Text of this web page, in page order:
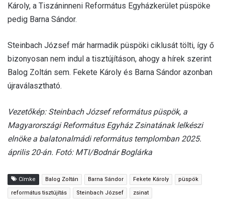
Károly, a Tiszáninneni Református Egyházkerület püspöke
pedig Barna Sándor.
Steinbach József már harmadik püspöki ciklusát tölti, így ő
bizonyosan nem indul a tisztújításon, ahogy a hírek szerint
Balog Zoltán sem. Fekete Károly és Barna Sándor azonban
újraválasztható.
Vezetőkép: Steinbach József református püspök, a
Magyarországi Református Egyház Zsinatának lelkészi
elnöke a balatonalmádi református templomban 2025.
április 20-án. Fotó: MTI/Bodnár Boglárka
Címke Balog Zoltán Barna Sándor Fekete Károly püspök
református tisztújítás Steinbach József zsinat